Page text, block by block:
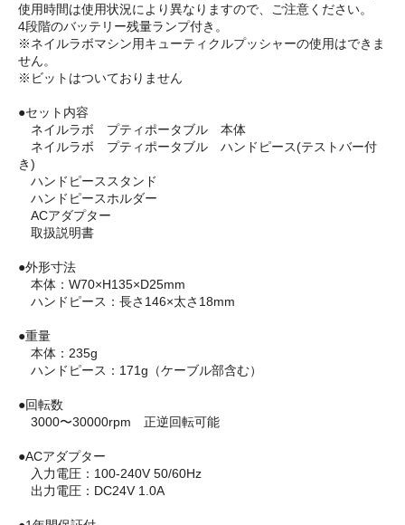
使用時間は使用状況により異なりますので、ご注意ください。
4段階のバッテリー残量ランプ付き。
※ネイルラボマシン用キューティクルプッシャーの使用はできま
せん。
※ビットはついておりません
●セット内容
ネイルラボ プティポータブル 本体
ネイルラボ プティポータブル ハンドピース(テストバー付
き)
ハンドピーススタンド
ハンドピースホルダー
ACアダプター
取扱説明書
●外形寸法
本体：W70×H135×D25mm
ハンドピース：長さ146×太さ18mm
●重量
本体：235g
ハンドピース：171g（ケーブル部含む）
●回転数
3000〜30000rpm 正逆回転可能
●ACアダプター
入力電圧：100-240V 50/60Hz
出力電圧：DC24V 1.0A